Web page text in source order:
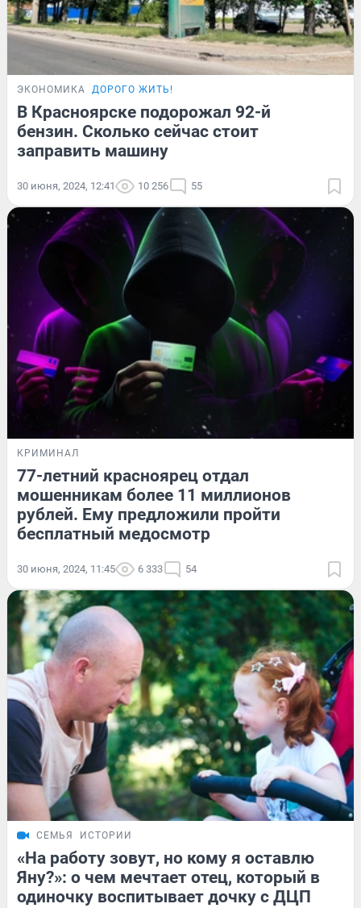
ЭКОНОМИКА ДОРОГО ЖИТЬ!
В Красноярске подорожал 92-й
бензин. Сколько сейчас стоит
заправить машину
30 июня, 2024, 12:41 10 256 55
КРИМИНАЛ
77-летний красноярец отдал
мошенникам более 11 миллионов
рублей. Ему предложили пройти
бесплатный медосмотр
30 июня, 2024, 11:45 6 333 54
СЕМЬЯ ИСТОРИИ
«На работу зовут, но кому я оставлю
Яну?»: о чем мечтает отец, который в
одиночку воспитывает дочку с ДЦП